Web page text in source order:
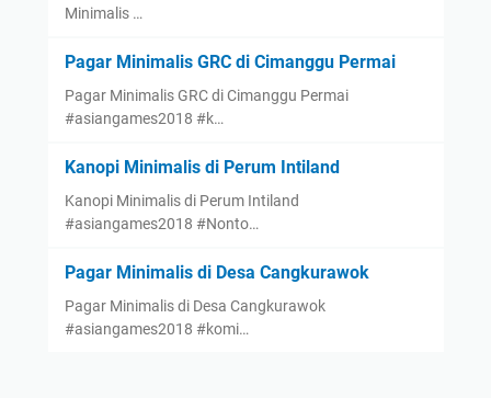
Minimalis …
Pagar Minimalis GRC di Cimanggu Permai
Pagar Minimalis GRC di Cimanggu Permai
#asiangames2018 #k…
Kanopi Minimalis di Perum Intiland
Kanopi Minimalis di Perum Intiland
#asiangames2018 #Nonto…
Pagar Minimalis di Desa Cangkurawok
Pagar Minimalis di Desa Cangkurawok
#asiangames2018 #komi…